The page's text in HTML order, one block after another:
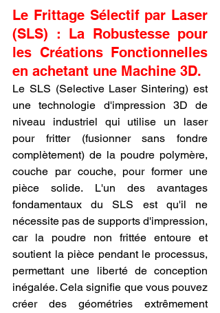
Le Frittage Sélectif par Laser
(SLS) : La Robustesse pour
les Créations Fonctionnelles
en achetant une Machine 3D.
Le SLS (Selective Laser Sintering) est
une technologie d'impression 3D de
niveau industriel qui utilise un laser
pour fritter (fusionner sans fondre
complètement) de la poudre polymère,
couche par couche, pour former une
pièce solide. L'un des avantages
fondamentaux du SLS est qu'il ne
nécessite pas de supports d'impression,
car la poudre non frittée entoure et
soutient la pièce pendant le processus,
permettant une liberté de conception
inégalée. Cela signifie que vous pouvez
créer des géométries extrêmement